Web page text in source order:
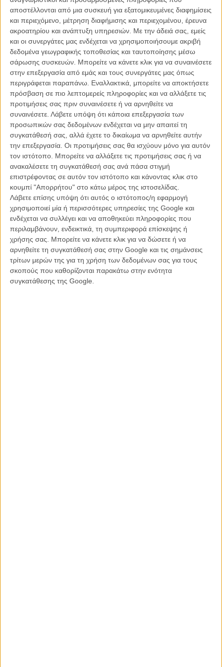
αποστέλλονται από μια συσκευή για εξατομικευμένες διαφημίσεις
και περιεχόμενο, μέτρηση διαφήμισης και περιεχομένου, έρευνα
ακροατηρίου και ανάπτυξη υπηρεσιών. Με την άδειά σας, εμείς
και οι συνεργάτες μας ενδέχεται να χρησιμοποιήσουμε ακριβή
δεδομένα γεωγραφικής τοποθεσίας και ταυτοποίησης μέσω
σάρωσης συσκευών. Μπορείτε να κάνετε κλικ για να συναινέσετε
στην επεξεργασία από εμάς και τους συνεργάτες μας όπως
περιγράφεται παραπάνω. Εναλλακτικά, μπορείτε να αποκτήσετε
πρόσβαση σε πιο λεπτομερείς πληροφορίες και να αλλάξετε τις
προτιμήσεις σας πριν συναινέσετε ή να αρνηθείτε να
συναινέσετε. Λάβετε υπόψη ότι κάποια επεξεργασία των
προσωπικών σας δεδομένων ενδέχεται να μην απαιτεί τη
συγκατάθεσή σας, αλλά έχετε το δικαίωμα να αρνηθείτε αυτήν
την επεξεργασία. Οι προτιμήσεις σας θα ισχύουν μόνο για αυτόν
τον ιστότοπο. Μπορείτε να αλλάξετε τις προτιμήσεις σας ή να
ανακαλέσετε τη συγκατάθεσή σας ανά πάσα στιγμή
επιστρέφοντας σε αυτόν τον ιστότοπο και κάνοντας κλικ στο
κουμπί "Απορρήτου" στο κάτω μέρος της ιστοσελίδας.
Λάβετε επίσης υπόψη ότι αυτός ο ιστότοπος/η εφαρμογή
χρησιμοποιεί μία ή περισσότερες υπηρεσίες της Google και
ενδέχεται να συλλέγει και να αποθηκεύει πληροφορίες που
περιλαμβάνουν, ενδεικτικά, τη συμπεριφορά επίσκεψης ή
χρήσης σας. Μπορείτε να κάνετε κλικ για να δώσετε ή να
αρνηθείτε τη συγκατάθεσή σας στην Google και τις σημάνσεις
τρίτων μερών της για τη χρήση των δεδομένων σας για τους
σκοπούς που καθορίζονται παρακάτω στην ενότητα
συγκατάθεσης της Google.
Ράιαν Γκόσλινγκ, με τον τελευταίο να προσφέρει το μικρόφωνο στον
υποψήφιο γαμπρό και μια ολόκληρη αίθουσα να γίνεται μάρτυρας
μιας συγκινητικής προσωπικής στιγμής που αυτή τη στιγμή γυρίζει
τον κόσμο.
Παραμένει άγνωστο αν το νεαρό ζευγάρι ζήτησε από τον Ράιαν
Γκόσλινγκ να γίνει κουμπάρος.
Δείτε εδώ το βίντεο και πάρτε θάρρος να κάνετε κάτι παρόμοιο
μπροστά στον αγαπημένο σας ηθοποιό: